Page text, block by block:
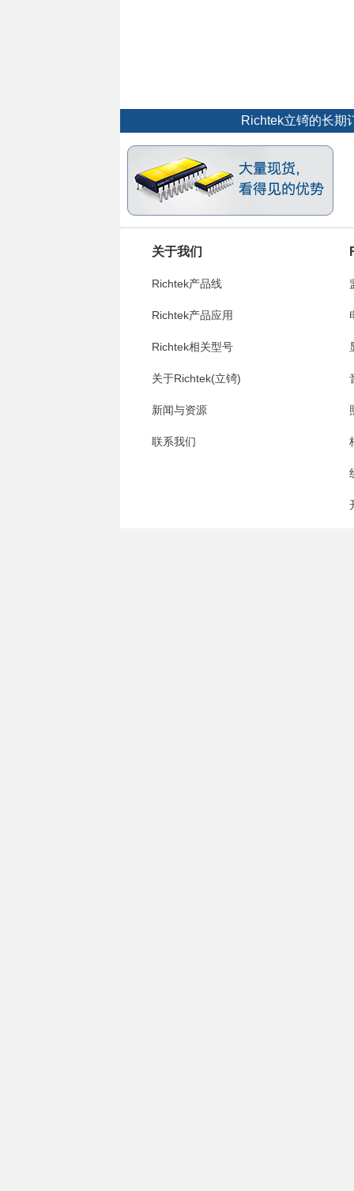
Richtek立锜的长期
关于我们
Richtek产品线
Richtek产品应用
Richtek相关型号
关于Richtek(立锜)
新闻与资源
联系我们